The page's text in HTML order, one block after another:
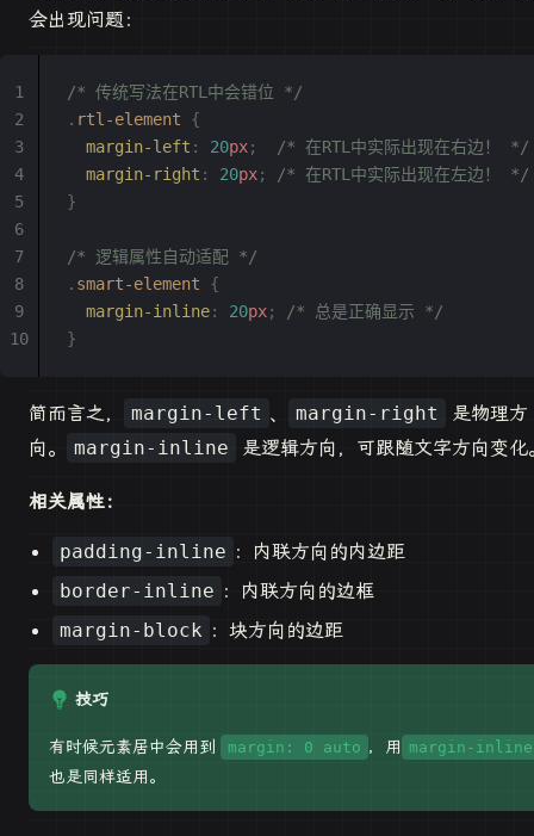
会出现问题：
/* 传统写法在RTL中会错位 */
. rtl-element {
  margin-left
: 20px;
  /* 在RTL中实际出现在右边！ */
  margin-right
: 20px;
/* 在RTL中实际出现在左边！ */
}
/* 逻辑属性自动适配 */
. smart-element {
  margin-inline
: 20px;
/* 总是正确显示 */
}
简而言之， margin-left 、 margin-right
是物理方
向。
margin-inline 是逻辑方向，可跟随文字方向变化
相关属性：
padding-inline ：内联方向的内边距
border-inline ：内联方向的边框
margin-block ：块方向的边距
技巧
有时候元素居中会用到 margin: 0 auto ，用 margin-inline
也是同样适用。